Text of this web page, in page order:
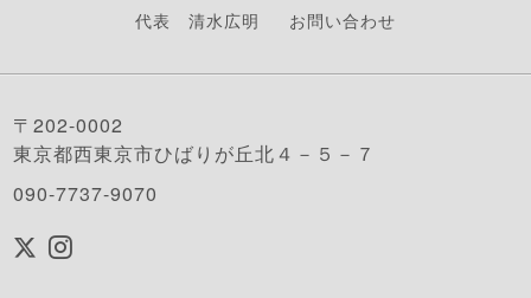
代表 清水広明
お問い合わせ
〒202-0002
東京都西東京市ひばりが丘北４－５－７
090-7737-9070